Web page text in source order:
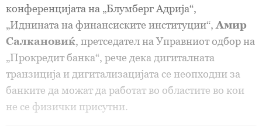
конференцијата на „Блумберг Адрија“,
„Иднината на финансиските институции“, Амир
Салкановиќ, претседател на Управниот одбор на
„Прокредит банка“, рече дека дигиталната
транзиција и дигитализацијата се неопходни за
банките да можат да работат во областите во кои
не се физички присутни.